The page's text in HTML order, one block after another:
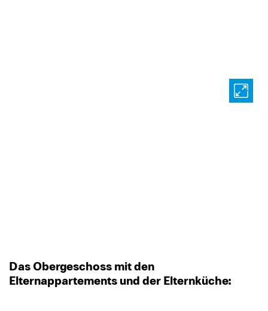
Das Obergeschoss mit den
Elternappartements und der Elternküche: